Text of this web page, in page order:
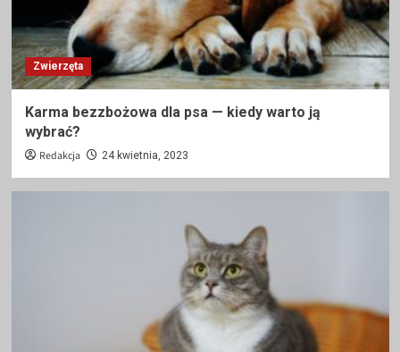
Zwierzęta
Karma bezzbożowa dla psa — kiedy warto ją
wybrać?
Redakcja 24 kwietnia, 2023